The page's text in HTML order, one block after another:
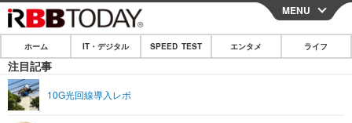
CLOSE
ホーム
IT・デジタル
MENU
ホーム IT・デジタル SPEED TEST エンタメ ライフ
注目記事
10G光回線導入レポ